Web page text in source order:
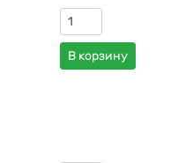
В корзину